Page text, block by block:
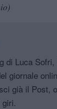
di Luca
giornale
già il Post,